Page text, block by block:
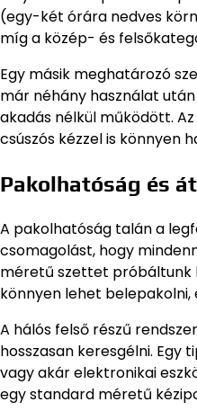
(egy-két órára nedves
míg a közép- és
Egy másik meghatározó
már néhány használat
akadás nélkül működött.
csúszós kézzel is könnyen
Pakolhatóság és
A pakolhatóság talán a
csomagolást, hogy
méretű szettet próbáltunk
könnyen lehet
A hálós felső részű
hosszasan keresgélni. Egy
vagy akár elektronikai
egy standard méretű